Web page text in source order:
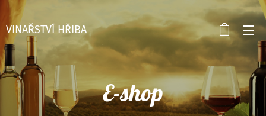
VINAŘSTVÍ HŘIBA
E-shop